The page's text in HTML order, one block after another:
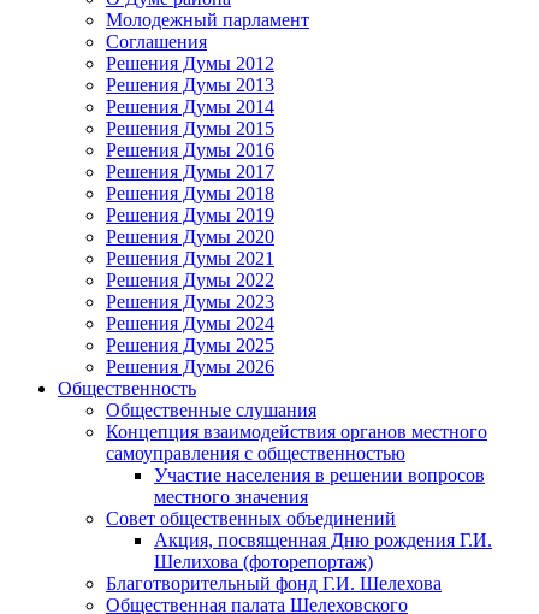
Молодежный парламент
Соглашения
Решения Думы 2012
Решения Думы 2013
Решения Думы 2014
Решения Думы 2015
Решения Думы 2016
Решения Думы 2017
Решения Думы 2018
Решения Думы 2019
Решения Думы 2020
Решения Думы 2021
Решения Думы 2022
Решения Думы 2023
Решения Думы 2024
Решения Думы 2025
Решения Думы 2026
Общественность
Общественные слушания
Концепция взаимодействия органов местного
самоуправления с общественностью
Участие населения в решении вопросов
местного значения
Совет общественных объединений
Акция, посвященная Дню рождения Г.И.
Шелихова (фоторепортаж)
Благотворительный фонд Г.И. Шелехова
Общественная палата Шелеховского